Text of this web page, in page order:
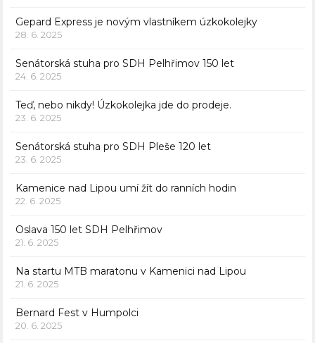
Gepard Express je novým vlastníkem úzkokolejky
28. 6. 2025
Senátorská stuha pro SDH Pelhřimov 150 let
24. 6. 2025
Teď, nebo nikdy! Úzkokolejka jde do prodeje.
23. 6. 2025
Senátorská stuha pro SDH Pleše 120 let
23. 6. 2025
Kamenice nad Lipou umí žít do ranních hodin
22. 6. 2025
Oslava 150 let SDH Pelhřimov
21. 6. 2025
Na startu MTB maratonu v Kamenici nad Lipou
21. 6. 2025
Bernard Fest v Humpolci
20. 6. 2025